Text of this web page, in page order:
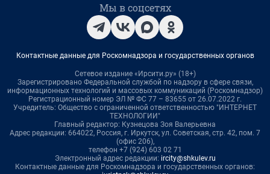
Мы в соцсетях
Контактные данные для Роскомнадзора и государственных органов
Сетевое издание «Ирсити.ру» (18+)
Зарегистрировано Федеральной службой по надзору в сфере связи,
информационных технологий и массовых коммуникаций (Роскомнадзор)
Регистрационный номер ЭЛ № ФС 77 – 83655 от 26.07.2022 г.
Учредитель: Общество с ограниченной ответственностью "ИНТЕРНЕТ
ТЕХНОЛОГИИ"
Главный редактор: Кузнецова Зоя Валерьевна
Адрес редакции: 664022, Россия, г. Иркутск, ул. Советская, стр. 42, пом. 7
(офис 206),
телефон +7 (924) 603 02 71
Электронный адрес редакции: ircity@shkulev.ru
Контактные данные для Роскомнадзора и государственных органов: